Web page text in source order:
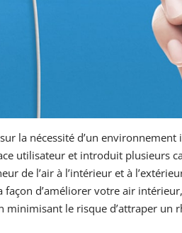
sur la nécessité d’un
utilisateur et introduit plusieurs
de l’air à l’intérieur et à
façon d’améliorer votre air
minimisant le risque d’attraper un